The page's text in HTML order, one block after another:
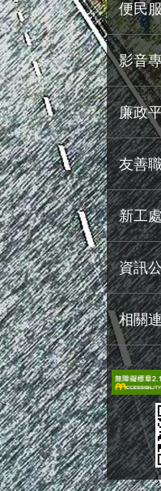
便民
影音
廉政
友善
新工
資訊
相關